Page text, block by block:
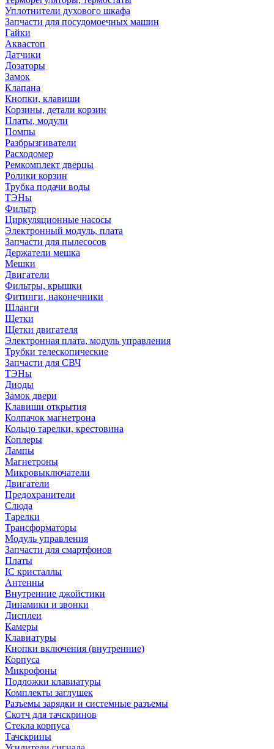
Уплотнители духового шкафа
Запчасти для посудомоечных машин
Гайки
Аквастоп
Датчики
Дозаторы
Замок
Клапана
Кнопки, клавиши
Корзины, детали корзин
Платы, модули
Помпы
Разбрызгиватели
Расходомер
Ремкомплект дверцы
Ролики корзин
Трубка подачи воды
ТЭНы
Фильтр
Циркуляционные насосы
Электронный модуль, плата
Запчасти для пылесосов
Держатели мешка
Мешки
Двигатели
Фильтры, крышки
Фитинги, наконечники
Шланги
Щетки
Щетки двигателя
Электронная плата, модуль управления
Трубки телескопические
Запчасти для СВЧ
ТЭНы
Диоды
Замок двери
Клавиши открытия
Колпачок магнетрона
Кольцо тарелки, крестовина
Коплеры
Лампы
Магнетроны
Микровыключатели
Двигатели
Предохранители
Слюда
Тарелки
Трансформаторы
Модуль управления
Запчасти для смартфонов
Платы
IC кристаллы
Антенны
Внутренние джойстики
Динамики и звонки
Дисплеи
Камеры
Клавиатуры
Кнопки включения (внутренние)
Корпуса
Микрофоны
Подложки клавиатуры
Комплекты заглушек
Разъемы зарядки и системные разъемы
Скотч для тачскринов
Стекла корпуса
Тачскрины